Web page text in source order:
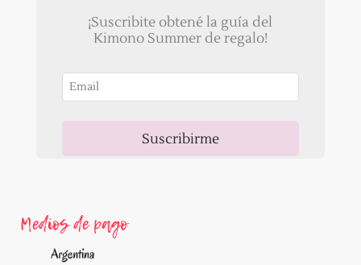
¡Suscribite obtené la guía del
Kimono Summer de regalo!
Suscribirme
Medios de pago